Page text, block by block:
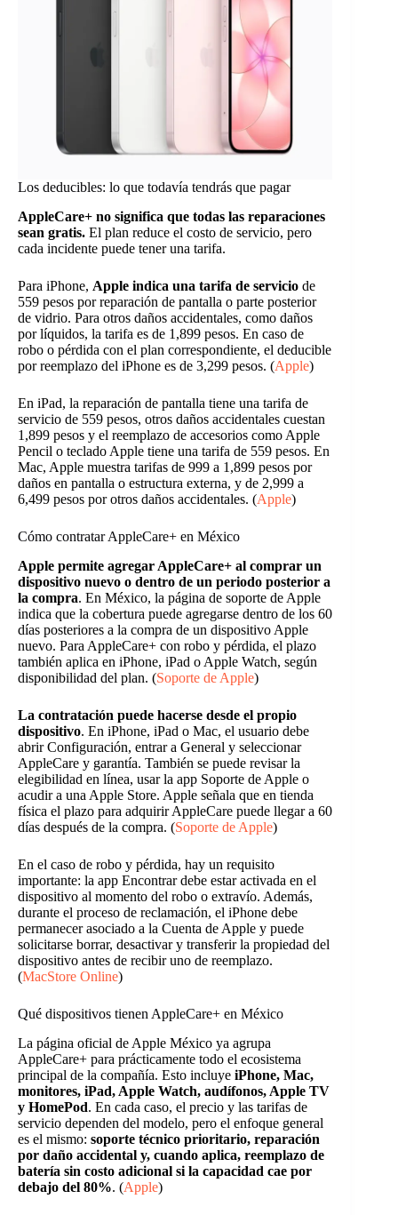
Los deducibles: lo que todavía tendrás que pagar
AppleCare+ no significa que todas las reparaciones
sean gratis. El plan reduce el costo de servicio, pero
cada incidente puede tener una tarifa.
Para iPhone, Apple indica una tarifa de servicio de
559 pesos por reparación de pantalla o parte posterior
de vidrio. Para otros daños accidentales, como daños
por líquidos, la tarifa es de 1,899 pesos. En caso de
robo o pérdida con el plan correspondiente, el deducible
por reemplazo del iPhone es de 3,299 pesos. (Apple)
En iPad, la reparación de pantalla tiene una tarifa de
servicio de 559 pesos, otros daños accidentales cuestan
1,899 pesos y el reemplazo de accesorios como Apple
Pencil o teclado Apple tiene una tarifa de 559 pesos. En
Mac, Apple muestra tarifas de 999 a 1,899 pesos por
daños en pantalla o estructura externa, y de 2,999 a
6,499 pesos por otros daños accidentales. (Apple)
Cómo contratar AppleCare+ en México
Apple permite agregar AppleCare+ al comprar un
dispositivo nuevo o dentro de un periodo posterior a
la compra. En México, la página de soporte de Apple
indica que la cobertura puede agregarse dentro de los 60
días posteriores a la compra de un dispositivo Apple
nuevo. Para AppleCare+ con robo y pérdida, el plazo
también aplica en iPhone, iPad o Apple Watch, según
disponibilidad del plan. (Soporte de Apple)
La contratación puede hacerse desde el propio
dispositivo. En iPhone, iPad o Mac, el usuario debe
abrir Configuración, entrar a General y seleccionar
AppleCare y garantía. También se puede revisar la
elegibilidad en línea, usar la app Soporte de Apple o
acudir a una Apple Store. Apple señala que en tienda
física el plazo para adquirir AppleCare puede llegar a 60
días después de la compra. (Soporte de Apple)
En el caso de robo y pérdida, hay un requisito
importante: la app Encontrar debe estar activada en el
dispositivo al momento del robo o extravío. Además,
durante el proceso de reclamación, el iPhone debe
permanecer asociado a la Cuenta de Apple y puede
solicitarse borrar, desactivar y transferir la propiedad del
dispositivo antes de recibir uno de reemplazo.
(MacStore Online)
Qué dispositivos tienen AppleCare+ en México
La página oficial de Apple México ya agrupa
AppleCare+ para prácticamente todo el ecosistema
principal de la compañía. Esto incluye iPhone, Mac,
monitores, iPad, Apple Watch, audífonos, Apple TV
y HomePod. En cada caso, el precio y las tarifas de
servicio dependen del modelo, pero el enfoque general
es el mismo: soporte técnico prioritario, reparación
por daño accidental y, cuando aplica, reemplazo de
batería sin costo adicional si la capacidad cae por
debajo del 80%. (Apple)